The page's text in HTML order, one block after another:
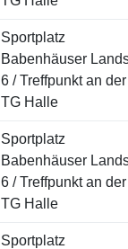
Sportplatz
Babenhäuser
6 / Treffpunkt an der
TG Halle
Sportplatz
Babenhäuser
6 / Treffpunkt an der
TG Halle
Sportplatz